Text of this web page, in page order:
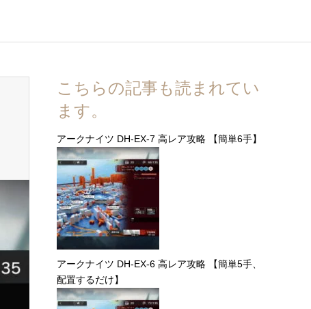
こちらの記事も読まれてい
ます。
アークナイツ DH-EX-7 高レア攻略 【簡単6手】
アークナイツ DH-EX-6 高レア攻略 【簡単5手、
配置するだけ】